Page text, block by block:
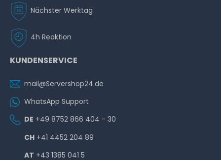
Nächster Werktag
4h Reaktion
KUNDENSERVICE
mail@Servershop24.de
WhatsApp Support
DE +49 8752 866 404 - 30
CH +41 4452 204 89
AT +43 1385 041 5